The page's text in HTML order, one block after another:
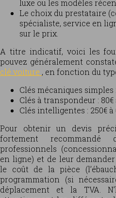
luxe ou les modèles
Le choix du prestataire
spécialiste, service en
sur le prix.
A titre indicatif, voici les
pouvez généralement
clé voiture , en fonction du
Clés mécaniques simples :
Clés à transpondeur : 80€
Clés intelligentes : 250€ à
Pour obtenir un devis
fortement recommandé
professionnels
en ligne) et de leur
le coût de la pièce
programmation (si
déplacement et la TVA.